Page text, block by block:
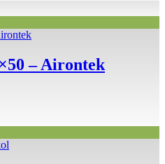
– Airontek